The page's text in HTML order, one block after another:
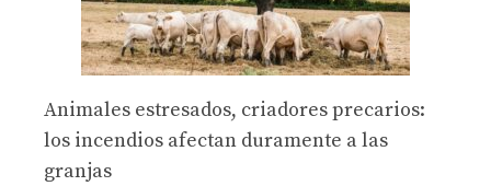
Animales estresados, criadores precarios:
los incendios afectan duramente a las
granjas